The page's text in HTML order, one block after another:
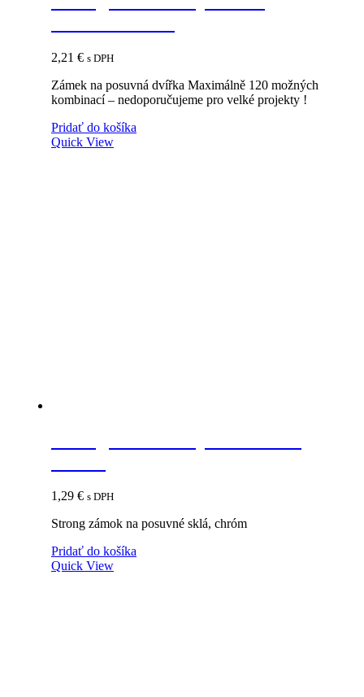
2,21 € s DPH
Zámek na posuvná dvířka Maximálně 120 možných
kombinací – nedoporučujeme pro velké projekty !
Pridať do košíka
Quick View
1,29 € s DPH
Strong zámok na posuvné sklá, chróm
Pridať do košíka
Quick View